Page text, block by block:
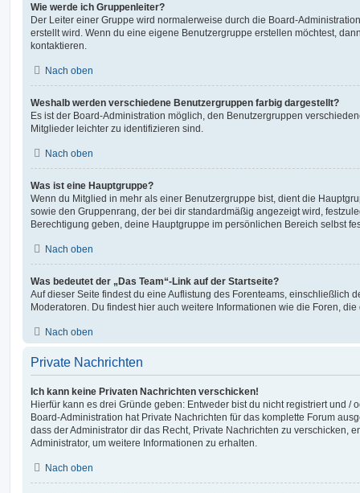
Wie werde ich Gruppenleiter?
Der Leiter einer Gruppe wird normalerweise durch die Board-
erstellt wird. Wenn du eine eigene Benutzergruppe erstellen möchtest,
kontaktieren.
Nach oben
Weshalb werden verschiedene Benutzergruppen farbig dargestellt?
Es ist der Board-Administration möglich, den Benutzergruppen
Mitglieder leichter zu identifizieren sind.
Nach oben
Was ist eine Hauptgruppe?
Wenn du Mitglied in mehr als einer Benutzergruppe bist, dient die
sowie den Gruppenrang, der bei dir standardmäßig angezeigt wird,
Berechtigung geben, deine Hauptgruppe im persönlichen Bereich selbst
Nach oben
Was bedeutet der „Das Team“-Link auf der Startseite?
Auf dieser Seite findest du eine Auflistung des Forenteams, einschließlich
Moderatoren. Du findest hier auch weitere Informationen wie die Foren,
Nach oben
Private Nachrichten
Ich kann keine Privaten Nachrichten verschicken!
Hierfür kann es drei Gründe geben: Entweder bist du nicht registriert und /
Board-Administration hat Private Nachrichten für das komplette Forum
dass der Administrator dir das Recht, Private Nachrichten zu verschicken,
Administrator, um weitere Informationen zu erhalten.
Nach oben